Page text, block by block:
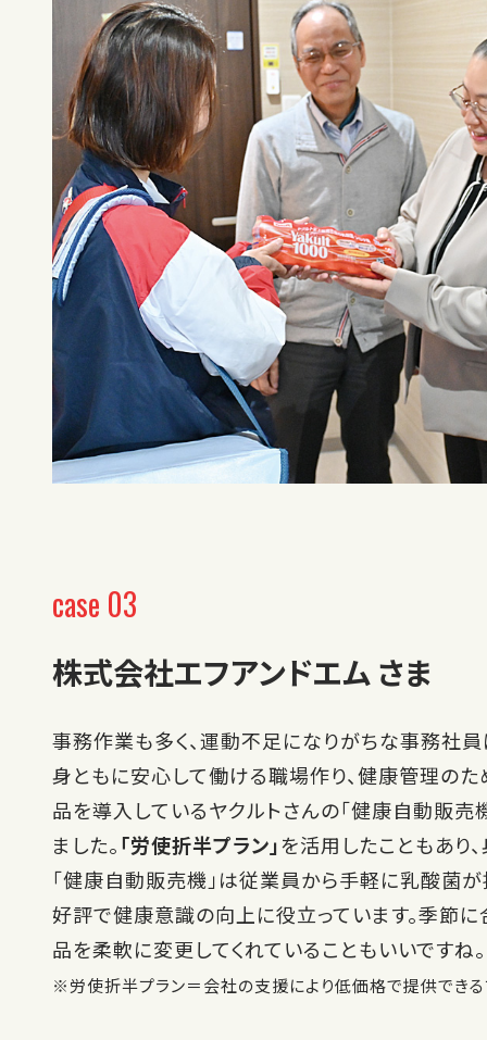
case 03
株式会社エフアンドエム さま
事務作業も多く、運動不足になりがちな事務社
身ともに安心して働ける職場作り、健康管理の
品を導入しているヤクルトさんの「健康自動販売
ました。「労使折半プラン」を活用したこともあり
「健康自動販売機」は従業員から手軽に乳酸菌
好評で健康意識の向上に役立っています。季節
品を柔軟に変更してくれていることもいいですね。
※労使折半プラン＝会社の支援により低価格で提供できる